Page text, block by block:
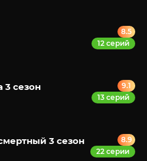
8.5
12 серий
3 сезон
9.1
13 серий
3 сезон
8.9
22 серии